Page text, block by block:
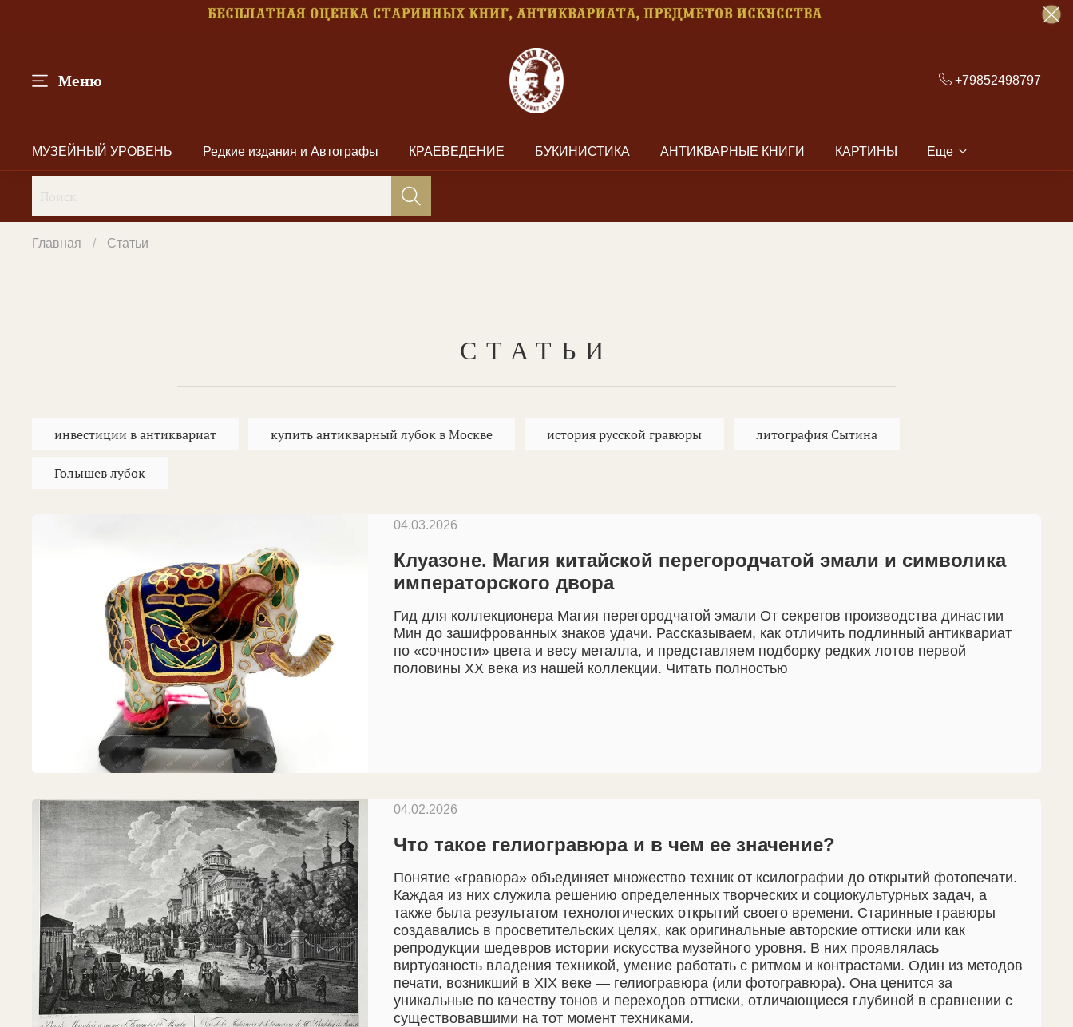
Меню +79852498797
МУЗЕЙНЫЙ УРОВЕНЬ Редкие издания и Автографы КРАЕВЕДЕНИЕ БУКИНИСТИКА АНТИКВАРНЫЕ КНИГИ КАРТИНЫ Еще
Главная Статьи
СТАТЬИ
инвестиции в антиквариат купить антикварный лубок в Москве история русской гравюры литография Сытина
Голышев лубок
Клуазоне. Магия китайской перегородчатой эмали и символика
императорского двора
Гид для коллекционера Магия перегородчатой эмали От секретов производства династии
Мин до зашифрованных знаков удачи. Рассказываем, как отличить подлинный антиквариат
по «сочности» цвета и весу металла, и представляем подборку редких лотов первой
половины XX века из нашей коллекции. Читать полностью
04.03.2026
Что такое гелиогравюра и в чем ее значение?
Понятие «гравюра» объединяет множество техник от ксилографии до открытий фотопечати.
Каждая из них служила решению определенных творческих и социокультурных задач, а
также была результатом технологических открытий своего времени. Старинные гравюры
создавались в просветительских целях, как оригинальные авторские оттиски или как
репродукции шедевров истории искусства музейного уровня. В них проявлялась
виртуозность владения техникой, умение работать с ритмом и контрастами. Один из методов
печати, возникший в XIX веке — гелиогравюра (или фотогравюра). Она ценится за
уникальные по качеству тонов и переходов оттиски, отличающиеся глубиной в сравнении с
существовавшими на тот момент техниками.
04.02.2026